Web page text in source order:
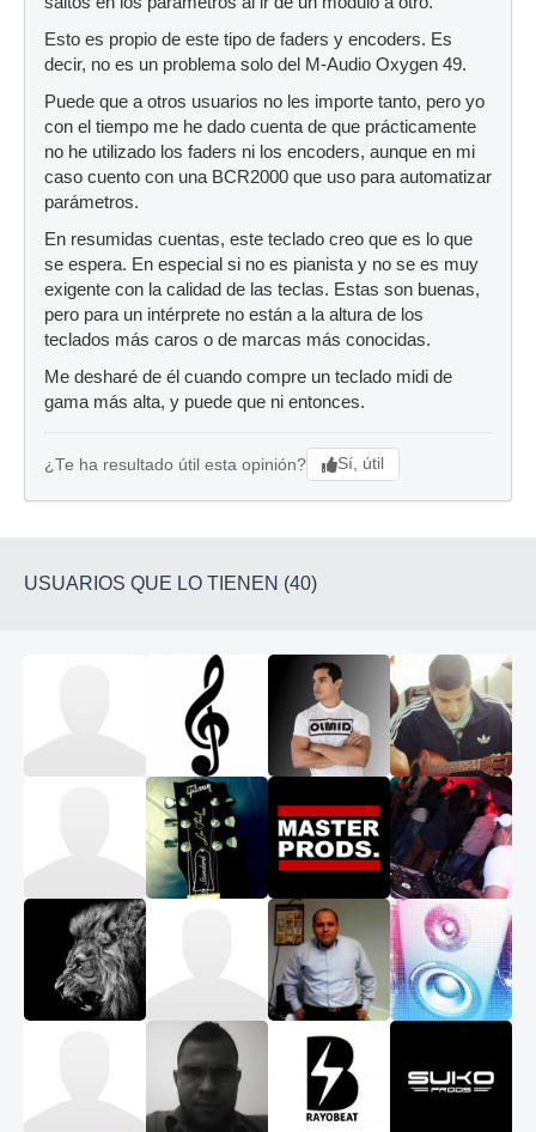
Esto es propio de este tipo de faders y encoders. Es
decir, no es un problema solo del M-Audio Oxygen 49.
Puede que a otros usuarios no les importe tanto, pero yo
con el tiempo me he dado cuenta de que prácticamente
no he utilizado los faders ni los encoders, aunque en mi
caso cuento con una BCR2000 que uso para automatizar
parámetros.
En resumidas cuentas, este teclado creo que es lo que
se espera. En especial si no es pianista y no se es muy
exigente con la calidad de las teclas. Estas son buenas,
pero para un intérprete no están a la altura de los
teclados más caros o de marcas más conocidas.
Me desharé de él cuando compre un teclado midi de
gama más alta, y puede que ni entonces.
¿Te ha resultado útil esta opinión? Sí, útil
USUARIOS QUE LO TIENEN (40)